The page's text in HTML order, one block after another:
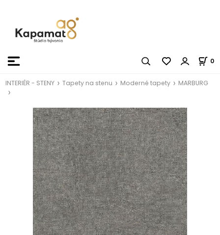
0
INTERIÉR - STENY Tapety na stenu Moderné tapety MARBURG